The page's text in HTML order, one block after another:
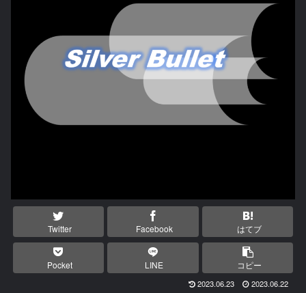
Twitter Facebook はてブ
Pocket LINE コピー
2023.06.23 2023.06.22